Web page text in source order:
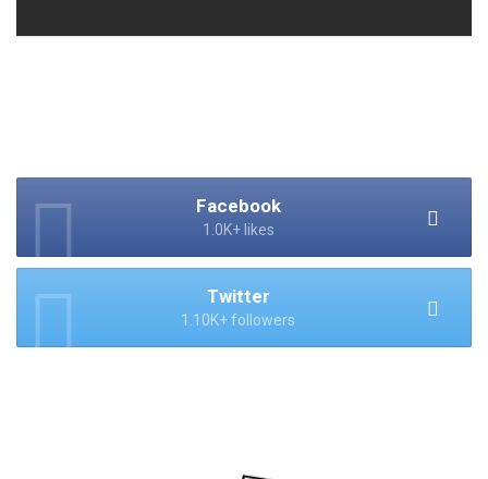
Facebook
1.0K+ likes
Twitter
1.10K+ followers